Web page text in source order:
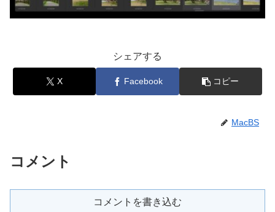
シェアする
X Facebook コピー
MacBS
コメント
コメントを書き込む